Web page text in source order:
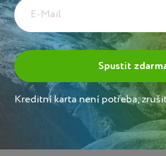
Kreditní karta není potřeba,